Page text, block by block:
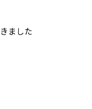
ました